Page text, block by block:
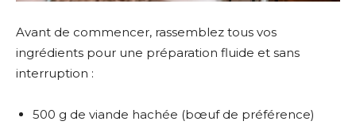
Avant de commencer, rassemblez tous vos
ingrédients pour une préparation fluide et sans
interruption :
500 g de viande hachée (bœuf de préférence)